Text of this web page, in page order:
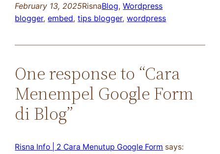
February 13, 2025RisnaBlog, Wordpress
blogger, embed, tips blogger, wordpress
One response to “Cara
Menempel Google Form
di Blog”
Risna Info | 2 Cara Menutup Google Form says: